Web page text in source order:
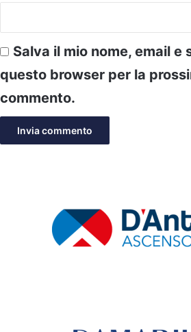
Salva il mio nome, email e
questo browser per la
commento.